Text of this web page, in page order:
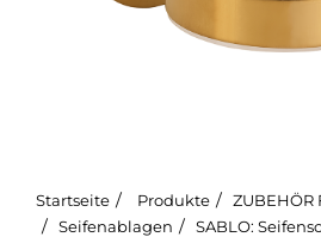
Startseite Produkte
ZUBEHÖR
Seifenablagen
SABLO: